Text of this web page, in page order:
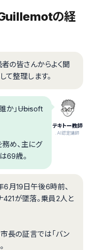
の経
の皆さんからよく聞
て整理します。
テキトー教師
.AI認定講師
」――Ubisoft
め、主にグ
69歳。
6月19日午後6時前、
421が墜落。乗員2人と
長の証言では「バン